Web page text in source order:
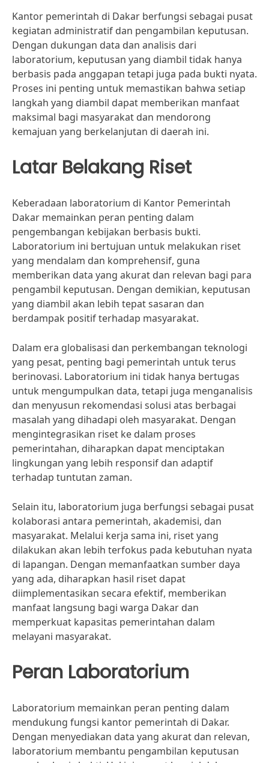
Kantor pemerintah di Dakar berfungsi sebagai pusat
kegiatan administratif dan pengambilan keputusan.
Dengan dukungan data dan analisis dari
laboratorium, keputusan yang diambil tidak hanya
berbasis pada anggapan tetapi juga pada bukti nyata.
Proses ini penting untuk memastikan bahwa setiap
langkah yang diambil dapat memberikan manfaat
maksimal bagi masyarakat dan mendorong
kemajuan yang berkelanjutan di daerah ini.
Latar Belakang Riset
Keberadaan laboratorium di Kantor Pemerintah
Dakar memainkan peran penting dalam
pengembangan kebijakan berbasis bukti.
Laboratorium ini bertujuan untuk melakukan riset
yang mendalam dan komprehensif, guna
memberikan data yang akurat dan relevan bagi para
pengambil keputusan. Dengan demikian, keputusan
yang diambil akan lebih tepat sasaran dan
berdampak positif terhadap masyarakat.
Dalam era globalisasi dan perkembangan teknologi
yang pesat, penting bagi pemerintah untuk terus
berinovasi. Laboratorium ini tidak hanya bertugas
untuk mengumpulkan data, tetapi juga menganalisis
dan menyusun rekomendasi solusi atas berbagai
masalah yang dihadapi oleh masyarakat. Dengan
mengintegrasikan riset ke dalam proses
pemerintahan, diharapkan dapat menciptakan
lingkungan yang lebih responsif dan adaptif
terhadap tuntutan zaman.
Selain itu, laboratorium juga berfungsi sebagai pusat
kolaborasi antara pemerintah, akademisi, dan
masyarakat. Melalui kerja sama ini, riset yang
dilakukan akan lebih terfokus pada kebutuhan nyata
di lapangan. Dengan memanfaatkan sumber daya
yang ada, diharapkan hasil riset dapat
diimplementasikan secara efektif, memberikan
manfaat langsung bagi warga Dakar dan
memperkuat kapasitas pemerintahan dalam
melayani masyarakat.
Peran Laboratorium
Laboratorium memainkan peran penting dalam
mendukung fungsi kantor pemerintah di Dakar.
Dengan menyediakan data yang akurat dan relevan,
laboratorium membantu pengambilan keputusan